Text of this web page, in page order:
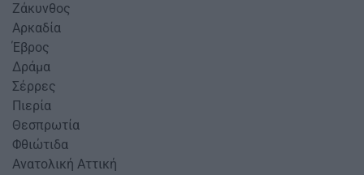
Ζάκυνθος​
Αρκαδία​
Έβρος​
Δράμα​
Σέρρες​
Πιερία​
Θεσπρωτία​
Φθιώτιδα​
Ανατολική Αττική​